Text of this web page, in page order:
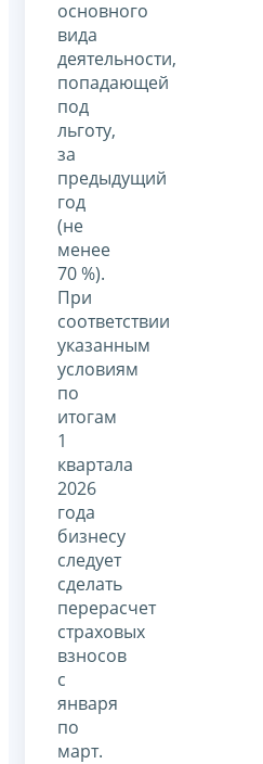
основного
вида
деятельности,
попадающей
под
льготу,
за
предыдущий
год
(не
менее
70 %).
При
соответствии
указанным
условиям
по
итогам
1
квартала
2026
года
бизнесу
следует
сделать
перерасчет
страховых
взносов
с
января
по
март.